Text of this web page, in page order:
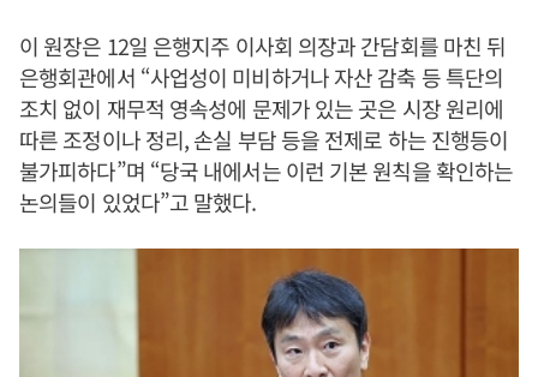
이 원장은 12일 은행지주 이사회 의장과 간담회를 마친 뒤
은행회관에서 “사업성이 미비하거나 자산 감축 등 특단의
조치 없이 재무적 영속성에 문제가 있는 곳은 시장 원리에
따른 조정이나 정리, 손실 부담 등을 전제로 하는 진행등이
불가피하다”며 “당국 내에서는 이런 기본 원칙을 확인하는
논의들이 있었다”고 말했다.